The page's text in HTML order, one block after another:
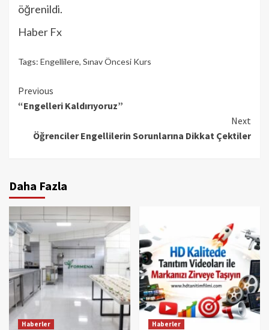
öğrenildi.
Haber Fx
Tags: Engellilere, Sınav Öncesi Kurs
Continue
Reading
Previous
“Engelleri Kaldırıyoruz”
Next
Öğrenciler Engellilerin Sorunlarına Dikkat Çektiler
Daha Fazla
Haberler Haberler